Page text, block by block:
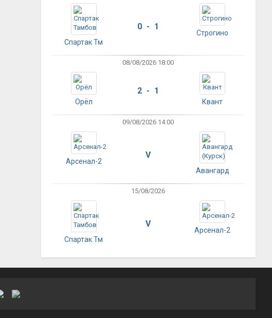
Спартак Тм
0 - 1
Строгино
08/08/2026 18:00
Орёл
2 - 1
Квант
09/08/2026 14:00
Арсенал-2
V
Авангард
15/08/2026
Спартак Тм
V
Арсенал-2